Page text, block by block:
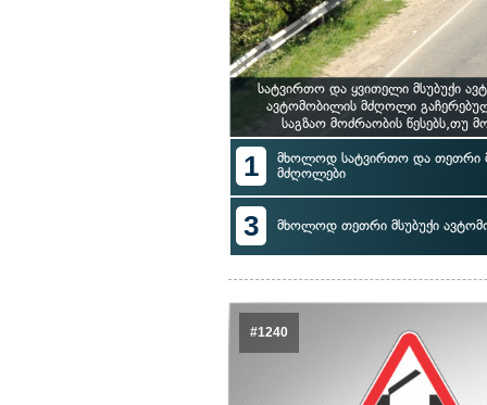
სატვირთო და ყვითელი მსუბუქი
ავტომობილის მძღოლი
საგზაო მოძრაობის წესებს,თუ
1
მხოლოდ სატვირთო და თეთრი
მძღოლები
3 მხოლოდ თეთრი მსუბუქი
#1240